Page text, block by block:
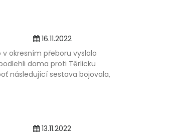
16.11.2022
okresním přeboru vyslalo
doma proti Těrlicku
následující sestava bojovala,
13.11.2022